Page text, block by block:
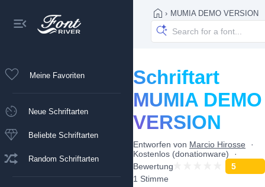
Meine Favoriten
Neue Schriftarten
Beliebte Schriftarten
Random Schriftarten
› MUMIA DEMO VERSION
Schriftart
MUMIA DEMO
VERSION
Entworfen von Marcio Hirosse
Kostenlos (donationware)
Bewertung
5
1 Stimme